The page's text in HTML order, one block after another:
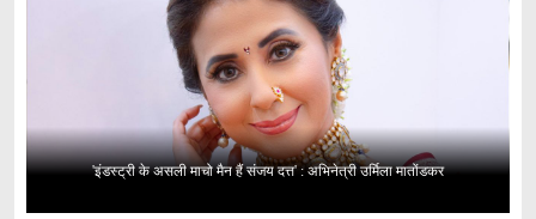
'इंडस्ट्री के असली माचो मैन हैं संजय दत्त' : अभिनेत्री उर्मिला मातोंडकर